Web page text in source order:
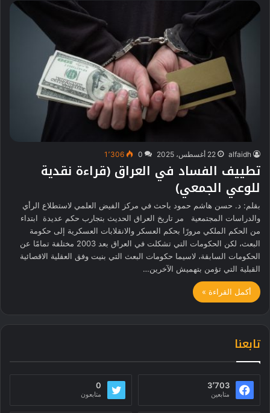
alfaidh 22 أغسطس، 2025 0 1٬306
تطييف الفساد في العراق (قراءة نقدية
للوعي الجمعي)
بقلم: د. حسن هاشم حمود باحث في مركز الفيض العلمي لاستطلاع الرأي
والدراسات المجتمعية مر تاريخ العراق الحديث بتجارب حكم عديدة ابتداء
من الحكم الملكي مرورًا بحكم العسكر والانقلابات العسكرية إلى حكومة
البعث، لكن الحكومات التي تشكلت في العراق بعد 2003 مختلفة تمامًا عن
الحكومات السابقة، لاسيما حكومات البعث التي بنيت وفق العقلية الاقصائية
القبلية التي تؤمن بتهميش الآخرين…
أكمل القراءة »
تابعنا
3٬703
متابعين
0
متابعون